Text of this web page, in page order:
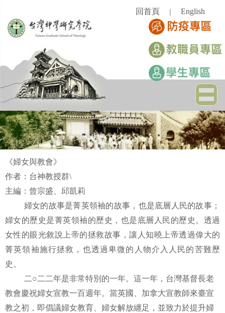
主
區
回首頁 English
《婦女與教會》
作者：台神教授群\
主編：曾宗盛、邱凱莉
婦女的故事是菁英領袖的故事，也是底層人民的故事；
婦女的歷史是菁英領袖的歷史，也是底層人民的歷史。透過
女性的眼光敘說上帝的拯救故事，讓人知曉上帝透過偉大的
菁英領袖施行拯救，也透過卑微的人物介入人民的苦難歷
史。
二○二二年是非常特別的一年。這一年，台灣基督長老
教會慶祝婦女宣教一百週年。當英國、加拿大宣教師來臺宣
教之初，即倡議婦女教育、婦女解放纏足，並致力於提升婦